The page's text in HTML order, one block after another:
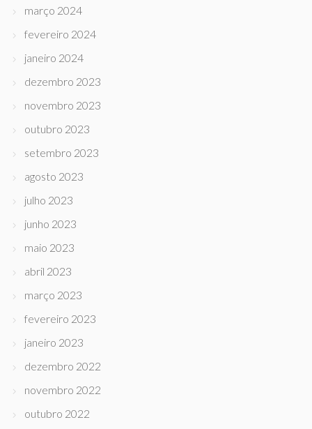
março 2024
fevereiro 2024
janeiro 2024
dezembro 2023
novembro 2023
outubro 2023
setembro 2023
agosto 2023
julho 2023
junho 2023
maio 2023
abril 2023
março 2023
fevereiro 2023
janeiro 2023
dezembro 2022
novembro 2022
outubro 2022